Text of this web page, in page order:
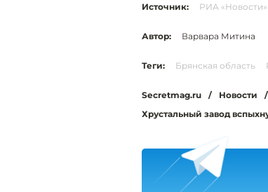
Источник: РИА «Новости»
Автор: Варвара Митина
Теги: Брянская область
Secretmag.ru / Новости
/
Хрустальный завод